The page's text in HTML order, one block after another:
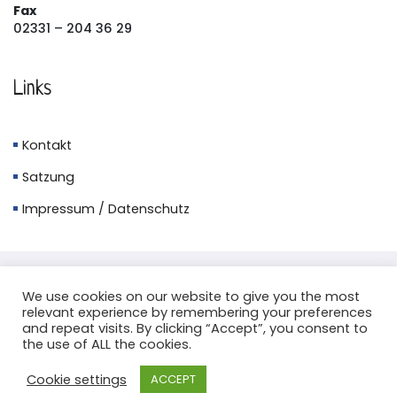
Fax
02331 – 204 36 29
Links
Kontakt
Satzung
Impressum / Datenschutz
Copyright © 2026. Alle Rechte vorbehalten.
We use cookies on our website to give you the most
relevant experience by remembering your preferences
and repeat visits. By clicking “Accept”, you consent to
the use of ALL the cookies.
Cookie settings
ACCEPT